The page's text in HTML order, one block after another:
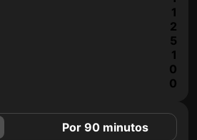
1
2
5
1
0
0
Por 90 minutos